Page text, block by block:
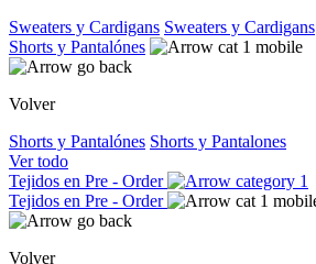
Sweaters y Cardigans Sweaters y Cardigans
Shorts y Pantalónes
Volver
Shorts y Pantalónes Shorts y Pantalones
Ver todo
Tejidos en Pre - Order
Tejidos en Pre - Order
Volver